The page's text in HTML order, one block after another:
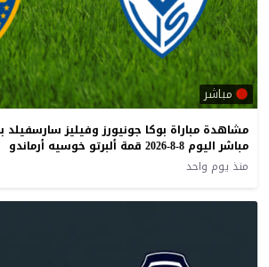
مباشر
مشاهدة مباراة بوكا جونيورز وفيليز سارسفيلد
مباشر اليوم 8-8-2026 قمة ألبرتو خوسيه أرماندو
منذ يوم واحد